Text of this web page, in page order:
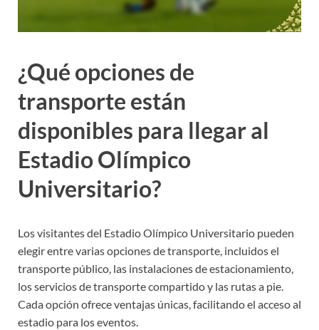
¿Qué opciones de
transporte están
disponibles para llegar al
Estadio Olímpico
Universitario?
Los visitantes del Estadio Olímpico Universitario pueden
elegir entre varias opciones de transporte, incluidos el
transporte público, las instalaciones de estacionamiento,
los servicios de transporte compartido y las rutas a pie.
Cada opción ofrece ventajas únicas, facilitando el acceso al
estadio para los eventos.